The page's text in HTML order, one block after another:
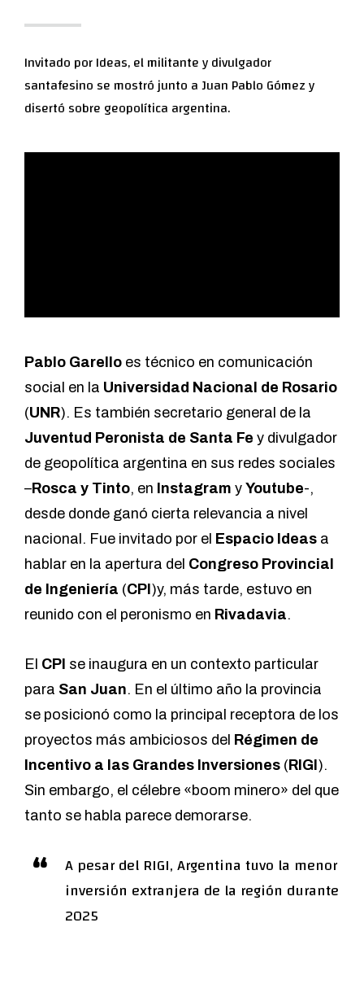
Invitado por Ideas, el militante y divulgador
santafesino se mostró junto a Juan Pablo Gómez y
disertó sobre geopolítica argentina.
Pablo Garello es técnico en comunicación
social en la Universidad Nacional de Rosario
(UNR). Es también secretario general de la
Juventud Peronista de Santa Fe y divulgador
de geopolítica argentina en sus redes sociales
–Rosca y Tinto, en Instagram y Youtube-,
desde donde ganó cierta relevancia a nivel
nacional. Fue invitado por el Espacio Ideas a
hablar en la apertura del Congreso Provincial
de Ingeniería (CPI )y, más tarde, estuvo en
reunido con el peronismo en Rivadavia.
El CPI se inaugura en un contexto particular
para San Juan. En el último año la provincia
se posicionó como la principal receptora de los
proyectos más ambiciosos del Régimen de
Incentivo a las Grandes Inversiones ( RIGI ).
Sin embargo, el célebre «boom minero» del que
tanto se habla parece demorarse.
A pesar del RIGI, Argentina tuvo la menor
inversión extranjera de la región durante
2025